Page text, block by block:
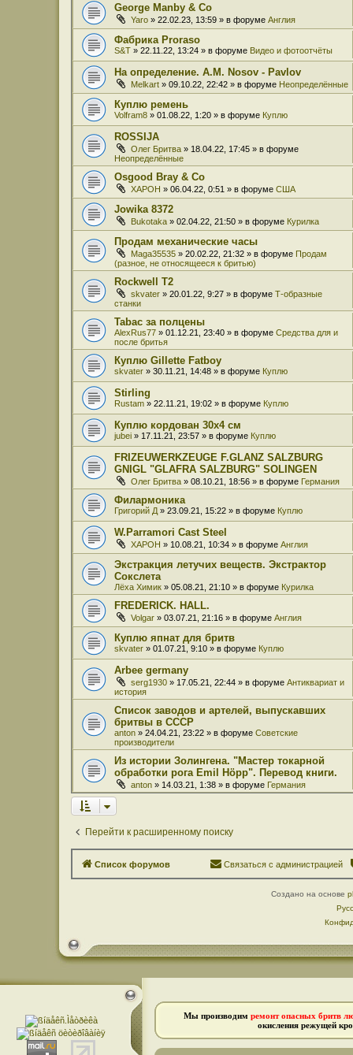
George Manby & Co
Yaro » 22.02.23, 13:59 » в форуме Англия
Фабрика Proraso
S&T » 22.11.22, 13:24 » в форуме Видео и фотоотчёты
На определение. A.M. Nosov - Pavlov
Melkart » 09.10.22, 22:42 » в форуме Неопределённые
Куплю ремень
Volfram8 » 01.08.22, 1:20 » в форуме Куплю
ROSSIJA
Олег Бритва » 18.04.22, 17:45 » в форуме
Неопределённые
Osgood Bray & Co
XAPOH » 06.04.22, 0:51 » в форуме США
Jowika 8372
Bukotaka » 02.04.22, 21:50 » в форуме Курилка
Продам механические часы
Maga35535 » 20.02.22, 21:32 » в форуме Продам
(разное, не относящееся к бритью)
Rockwell T2
skvater » 20.01.22, 9:27 » в форуме Т-образные
станки
Tabac за полцены
AlexRus77 » 01.12.21, 23:40 » в форуме Средства для и
после бритья
Куплю Gillette Fatboy
skvater » 30.11.21, 14:48 » в форуме Куплю
Stirling
Rustam » 22.11.21, 19:02 » в форуме Куплю
Куплю кордован 30x4 см
jubei » 17.11.21, 23:57 » в форуме Куплю
FRIZEUWERKZEUGE F.GLANZ SALZBURG
GNIGL "GLAFRA SALZBURG" SOLINGEN
Олег Бритва » 08.10.21, 18:56 » в форуме Германия
Филармоника
Григорий Д » 23.09.21, 15:22 » в форуме Куплю
W.Parramori Cast Steel
XAPOH » 10.08.21, 10:34 » в форуме Англия
Экстракция летучих веществ. Экстрактор
Сокслета
Лёха Химик » 05.08.21, 21:10 » в форуме Курилка
FREDERICK. HALL.
Volgar » 03.07.21, 21:16 » в форуме Англия
Куплю япнат для бритв
skvater » 01.07.21, 9:10 » в форуме Куплю
Arbee germany
serg1930 » 17.05.21, 22:44 » в форуме Антиквариат и
история
Список заводов и артелей, выпускавших
бритвы в СССР
anton » 24.04.21, 23:22 » в форуме Советские
производители
Из истории Золингена. "Мастер токарной
обработки рога Emil Höpp". Перевод книги.
anton » 14.03.21, 1:38 » в форуме Германия
Перейти к расширенному поиску
Список форумов Связаться с администрацией
Создано на основе
Мы производим ремонт опасных бритв
окисления режущей